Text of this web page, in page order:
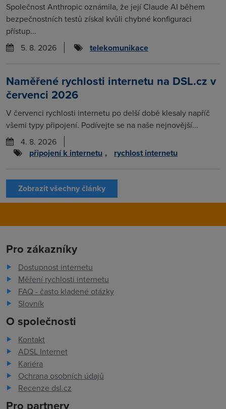
Společnost Anthropic oznámila, že její Claude AI během
bezpečnostních testů získal kvůli chybné konfiguraci
přístup...
5. 8. 2026
telekomunikace
Naměřené rychlosti internetu na DSL.cz v
červenci 2026
V červenci rychlosti internetu po delší době klesaly napříč
všemi typy připojení. Podívejte se na naše nejnovější...
4. 8. 2026
připojení k internetu , rychlost internetu
Zobrazit všechny články
Pro zákazníky
Dostupnost internetu
Měření rychlosti internetu
FAQ - často kladené otázky
Slovník
O společnosti
Kontakt
ADSL Internet
Kariéra
Ochrana osobních údajů
Recenze dsl.cz
Pro partnery